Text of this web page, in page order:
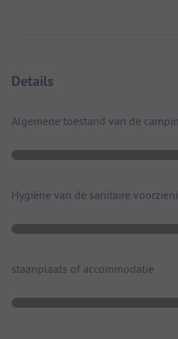
Details
Algemene toestand van de
Hygiëne van de sanitaire
staanplaats of accommodatie